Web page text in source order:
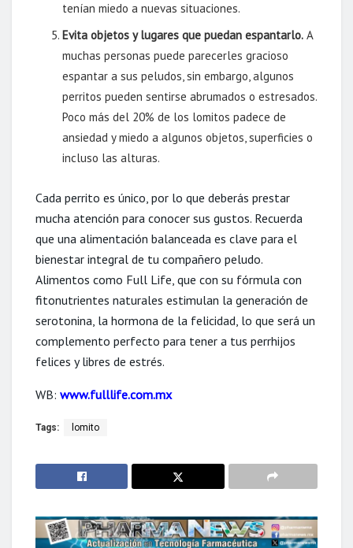
tenían miedo a nuevas situaciones.
Evita objetos y lugares que puedan espantarlo. A
muchas personas puede parecerles gracioso
espantar a sus peludos, sin embargo, algunos
perritos pueden sentirse abrumados o estresados.
Poco más del 20% de los lomitos padece de
ansiedad y miedo a algunos objetos, superficies o
incluso las alturas.
Cada perrito es único, por lo que deberás prestar
mucha atención para conocer sus gustos. Recuerda
que una alimentación balanceada es clave para el
bienestar integral de tu compañero peludo.
Alimentos como Full Life, que con su fórmula con
fitonutrientes naturales estimulan la generación de
serotonina, la hormona de la felicidad, lo que será un
complemento perfecto para tener a tus perrhijos
felices y libres de estrés.
WB: www.fulllife.com.mx
Tags: lomito